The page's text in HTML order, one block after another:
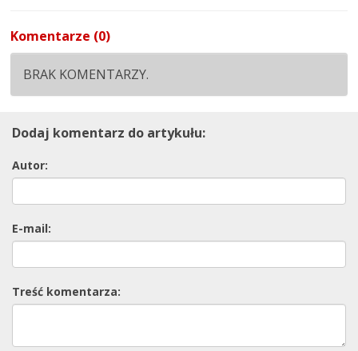
Komentarze (0)
BRAK KOMENTARZY.
Dodaj komentarz do artykułu:
Autor:
E-mail:
Treść komentarza: